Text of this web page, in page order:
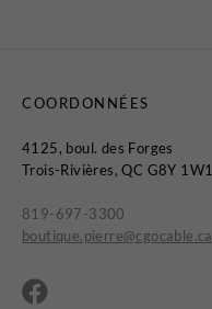
COORDONNÉES
4125, boul. des Forges
Trois-Rivières, QC G8Y 1W1
819-697-3300
boutique.pierre@cgocable.ca